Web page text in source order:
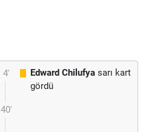
4' Edward Chilufya sarı kart
gördü
40'